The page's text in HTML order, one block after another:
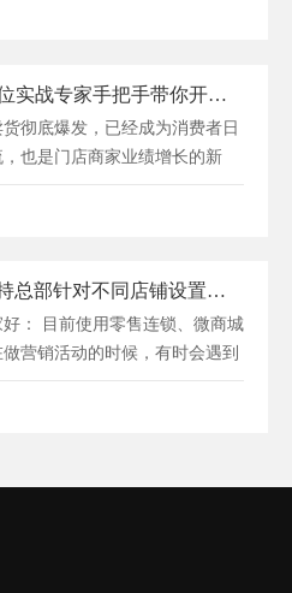
限免课程丨7 位实战专家手把手带你开启门店直播卖货
彻底爆发，已经成为消费者日
也是门店商家业绩增长的新
产品 | 连锁支持总部针对不同店铺设置不同优惠
： 目前使用零售连锁、微商城
营销活动的时候，有时会遇到